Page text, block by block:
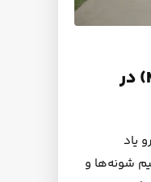
آموزش حرکت منوال(Manual) در
یاد
شونه‌ها و